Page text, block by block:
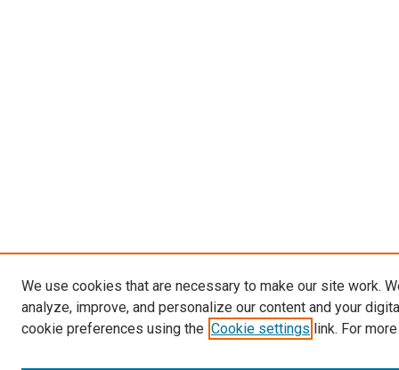
We use cookies that are necessary to make our site work.
analyze, improve, and personalize our content and your
cookie preferences using the Cookie settings link. For